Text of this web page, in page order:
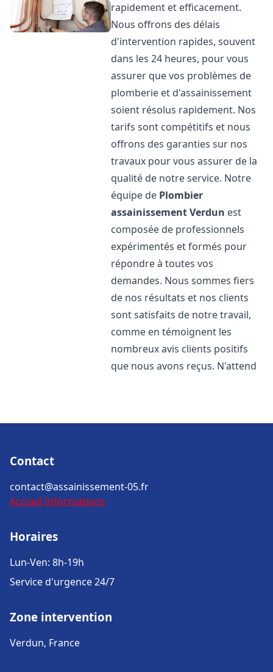
rapidement et efficacement.
Nous offrons des délais
d'intervention rapides, souvent
dans les 24 heures, pour vous
assurer que vos problèmes de
plomberie et d'assainissement
soient résolus rapidement. Nos
tarifs sont compétitifs et nous
offrons des garanties sur nos
travaux pour vous assurer de la
qualité de notre service. Notre
équipe de Plombier
assainissementVerdun est
composée de professionnels
expérimentés et formés pour
répondre à toutes vos
demandes. Nous sommes fiers
de nos résultats et nos clients
sont satisfaits de notre travail,
comme en témoignent les
nombreux avis clients positifs
que nous avons reçus. N'attend
Contact
contact@assainissement-05.fr
Accueil Informations
Horaires
Lun-Ven: 8h-19h
Service d'urgence 24/7
Zone intervention
Verdun, France